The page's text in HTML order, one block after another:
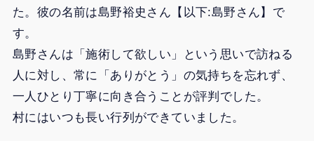
た。彼の名前は島野裕史さん【以下:島野さん】で
す。
島野さんは「施術して欲しい」という思いで訪ねる
人に対し、常に「ありがとう」の気持ちを忘れず、
一人ひとり丁寧に向き合うことが評判でした。
村にはいつも長い行列ができていました。